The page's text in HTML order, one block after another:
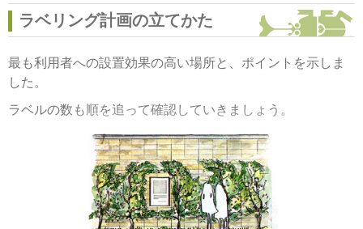
ラベリング計画の立てかた
最も利用者への設置効果の高い場所と、ポイントを示しま
した。
ラベルの数も順を追って確認していきましょう。